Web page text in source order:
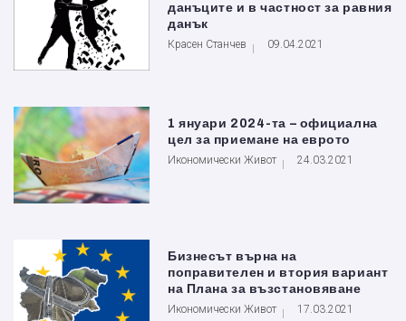
данъците и в частност за равния
данък
Красен Станчев 09.04.2021
1 януари 2024-та – официална
цел за приемане на еврото
Икономически Живот 24.03.2021
Бизнесът върна на
поправителен и втория вариант
на Плана за възстановяване
Икономически Живот 17.03.2021